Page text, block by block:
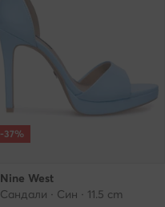
-37%
Nine West
Сандали · Син · 11.5 cm